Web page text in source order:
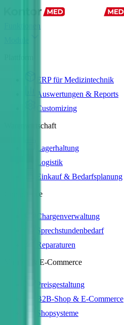
Funktionen
ERP für Medizintechnik
Auswertungen & Reports
Customizing
Warenwirtschaft
Lagerhaltung
Logistik
Einkauf & Bedarfsplanung
Compliance
Chargenverwaltung
Sprechstundenbedarf
Reparaturen
Vertrieb & E-Commerce
Preisgestaltung
B2B-Shop & E-Commerce
Shopsysteme